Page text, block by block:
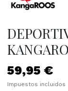
59,95 €
Impuestos incluidos